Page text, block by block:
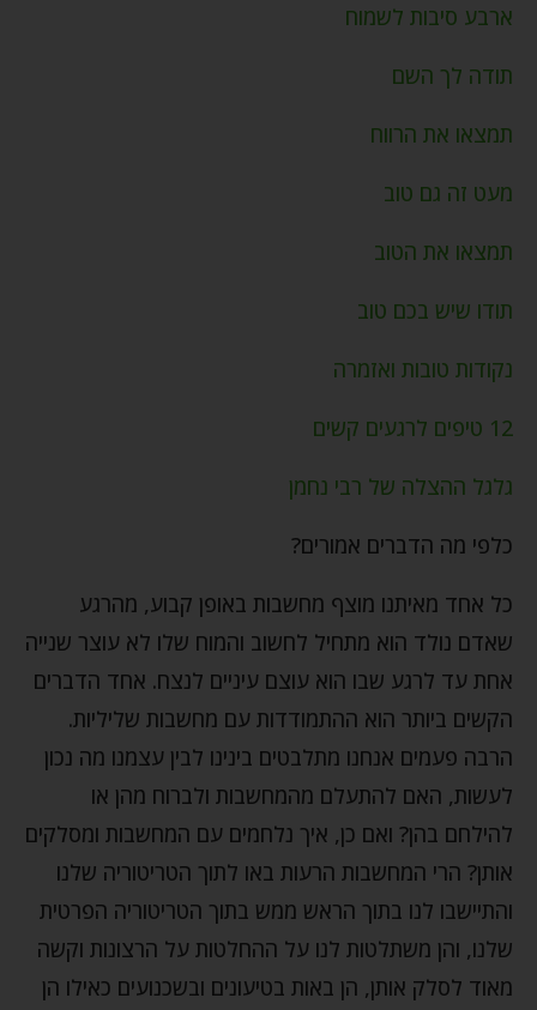
ארבע סיבות לשמוח
תודה לך השם
תמצאו את הרווח
מעט זה גם טוב
תמצאו את הטוב
תודו שיש בכם טוב
נקודות טובות ואזמרה
12 טיפים לרגעים קשים
גלגל ההצלה של רבי נחמן
כלפי מה הדברים אמורים?
כל אחד מאיתנו מוצף מחשבות באופן קבוע, מהרגע
שאדם נולד הוא מתחיל לחשוב והמוח שלו לא עוצר שנייה
אחת עד לרגע שבו הוא עוצם עיניים לנצח. אחד הדברים
הקשים ביותר הוא ההתמודדות עם מחשבות שליליות.
הרבה פעמים אנחנו מתלבטים בינינו לבין עצמנו מה נכון
לעשות, האם להתעלם מהמחשבות ולברוח מהן או
להילחם בהן? ואם כן, איך נלחמים עם המחשבות ומסלקים
אותן? הרי המחשבות הרעות באו לתוך הטריטוריה שלנו
והתיישבו לנו בתוך הראש ממש בתוך הטריטוריה הפרטית
שלנו, והן משתלטות לנו על ההחלטות על הרצונות וקשה
מאוד לסלק אותן, הן באות בטיעונים ובשכנועים כאילו הן